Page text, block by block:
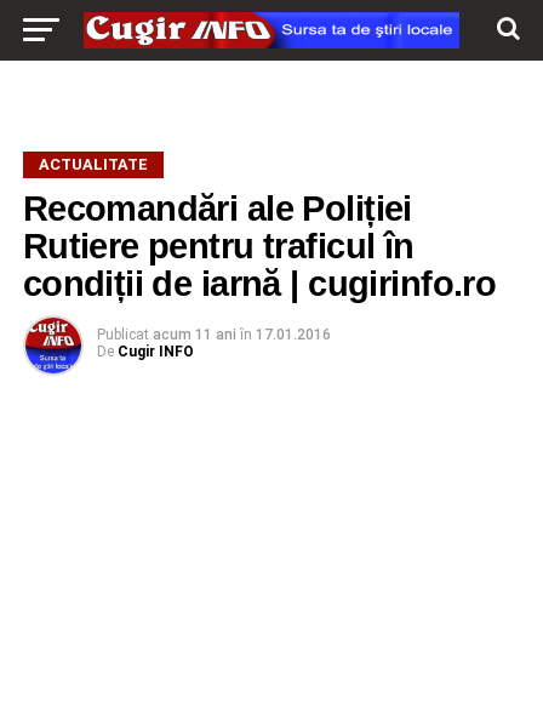
ACTUALITATE
Recomandări ale Poliției
Rutiere pentru traficul în
condiții de iarnă | cugirinfo.ro
Publicat acum 11 ani în 17.01.2016
De Cugir INFO